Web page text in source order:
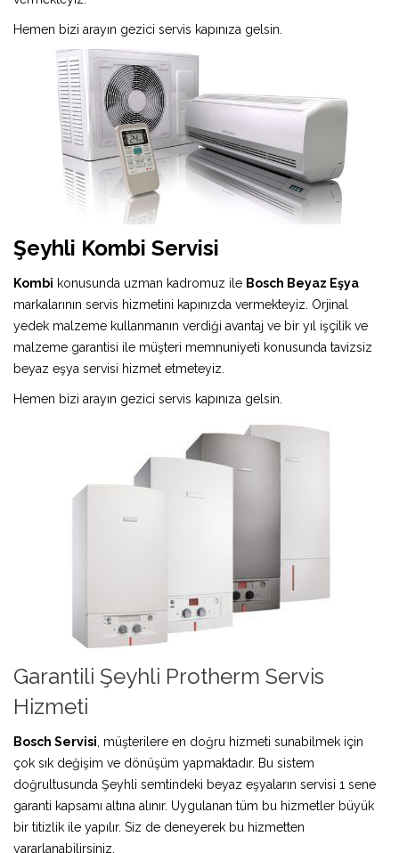
Hemen bizi arayın gezici servis kapınıza gelsin.
Şeyhli Kombi Servisi
Kombi konusunda uzman kadromuz ile Bosch Beyaz Eşya
markalarının servis hizmetini kapınızda vermekteyiz. Orjinal
yedek malzeme kullanmanın verdiği avantaj ve bir yıl işçilik ve
malzeme garantisi ile müşteri memnuniyeti konusunda tavizsiz
beyaz eşya servisi hizmet etmeteyiz.
Hemen bizi arayın gezici servis kapınıza gelsin.
Garantili Şeyhli Protherm Servis
Hizmeti
Bosch Servisi , müşterilere en doğru hizmeti sunabilmek için
çok sık değişim ve dönüşüm yapmaktadır. Bu sistem
doğrultusunda Şeyhli semtindeki beyaz eşyaların servisi 1 sene
garanti kapsamı altına alınır. Uygulanan tüm bu hizmetler büyük
bir titizlik ile yapılır. Siz de deneyerek bu hizmetten
yararlanabilirsiniz.